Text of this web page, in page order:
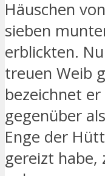
Häuschen
sieben
erblickten.
treuen Weib
bezeichnet
gegenüber
Enge der
gereizt habe,